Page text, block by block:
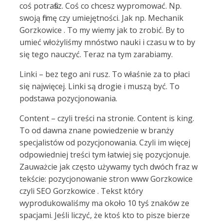
coś potrafisz. Coś co chcesz wypromować. Np.
swoją firmę czy umiejętności. Jak np. Mechanik
Gorzkowice . To my wiemy jak to zrobić. By to
umieć włożyliśmy mnóstwo nauki i czasu w to by
się tego nauczyć. Teraz na tym zarabiamy.
Linki – bez tego ani rusz. To właśnie za to płaci
się najwięcej. Linki są drogie i muszą być. To
podstawa pozycjonowania.
Content – czyli treści na stronie. Content is king.
To od dawna znane powiedzenie w branży
specjalistów od pozycjonowania. Czyli im więcej
odpowiedniej treści tym łatwiej się pozycjonuje.
Zauważcie jak często używamy tych dwóch fraz w
tekście: pozycjonowanie stron www Gorzkowice
czyli SEO Gorzkowice . Tekst który
wyprodukowaliśmy ma około 10 tyś znaków ze
spacjami. Jeśli liczyć, że ktoś kto to pisze bierze